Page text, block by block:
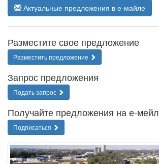
Актуальные предложения в е-майле
Разместите свое предложение
Разместить предложение
Запрос предложения
Подать запрос
Получайте предложения на е-мейл
Подписаться